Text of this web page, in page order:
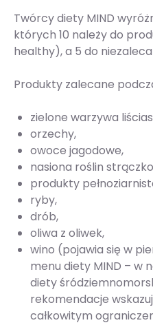
Twórcy diety MIND
których 10 należy do
healthy), a 5 do
Produkty zalecane
zielone warzywa
orzechy,
owoce jagodowe,
nasiona roślin
produkty
ryby,
drób,
oliwa z oliwek,
wino (pojawia się w
menu diety MIND – w
diety
rekomendacje
całkowitym